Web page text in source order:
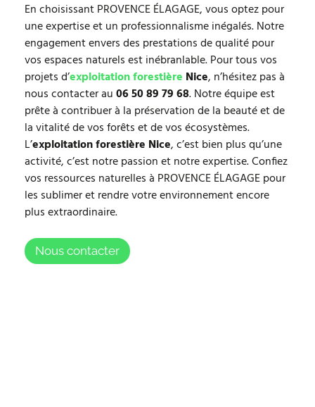
En choisissant PROVENCE ÉLAGAGE, vous optez pour
une expertise et un professionnalisme inégalés. Notre
engagement envers des prestations de qualité pour
vos espaces naturels est inébranlable. Pour tous vos
projets d’exploitation forestière Nice, n’hésitez pas à
nous contacter au06 50 89 79 68. Notre équipe est
prête à contribuer à la préservation de la beauté et de
la vitalité de vos forêts et de vos écosystèmes.
L’exploitation forestière Nice, c’est bien plus qu’une
activité, c’est notre passion et notre expertise. Confiez
vos ressources naturelles à PROVENCE ÉLAGAGE pour
les sublimer et rendre votre environnement encore
plus extraordinaire.
Nous contacter